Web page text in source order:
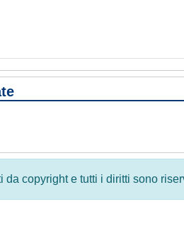
da copyright e tutti i diritti sono